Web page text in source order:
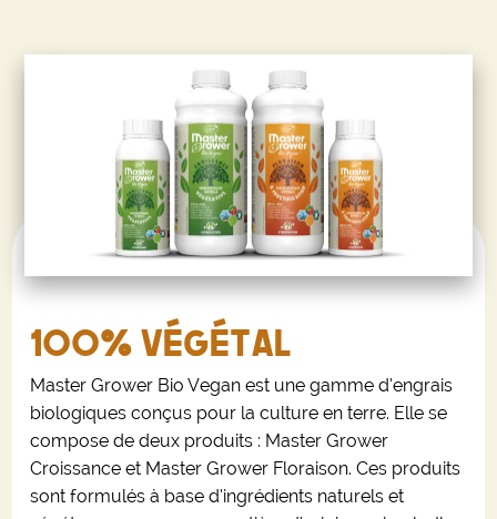
100% VÉGÉTAL
Master Grower Bio Vegan est une gamme d’engrais
biologiques conçus pour la culture en terre. Elle se
compose de deux produits : Master Grower
Croissance et Master Grower Floraison. Ces produits
sont formulés à base d’ingrédients naturels et